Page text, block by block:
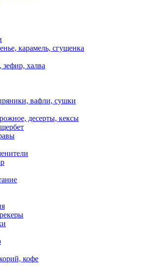
карамель, сгущенка
халва
вафли, сушки
десерты, кексы
кофе